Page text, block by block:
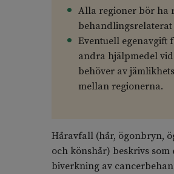
Alla regioner bör ha
Eventuell egenavgift
andra hjälpmedel
behöver av
mellan regionerna.
Håravfall (hår, ögonbryn,
och könshår) beskrivs som
biverkning av